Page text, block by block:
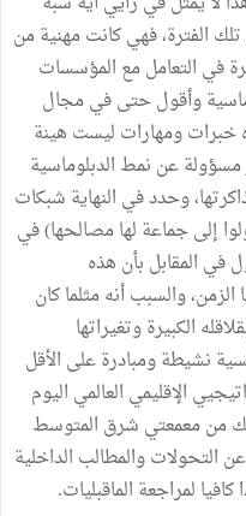
الفترة، فهي كانت مهنية من
في التعامل مع المؤسسات
وأقول حتى في مجال
خبرات ومهارات ليست هينة
مسؤولة عن نمط الدبلوماسية
وحدد في النهاية شبكات
إلى جماعة لها مصالحها) في
في المقابل بأن هذه
والسبب أنه مثلما كان
الكبيرة وتغيراتها
نشيطة ومبادرة على الأقل
الإقليمي العالمي اليوم
من معمعتي شرق المتوسط
التحولات والمطالب الداخلية
لمراجعة الماقبليات.